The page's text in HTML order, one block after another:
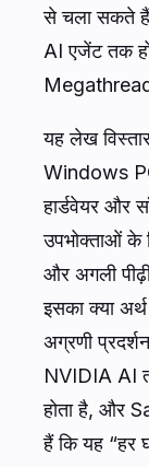
से चला सकते हैं
AI एजेंट तक
यह लेख
Windows
हार्डवेयर और
उपभोक्ताओं के
और अगली
इसका क्या
अग्रणी
NVIDIA AI
होता है, और
हैं कि यह “हर